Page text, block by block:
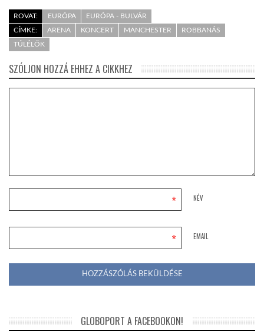
ROVAT: EURÓPA
EURÓPA - BULVÁR
CÍMKE:
ARENA KONCERT MANCHESTER
ROBBANÁS
TÚLÉLŐK
SZÓLJON HOZZÁ EHHEZ A CIKKHEZ
NÉV
*
EMAIL
*
GLOBOPORT A FACEBOOKON!